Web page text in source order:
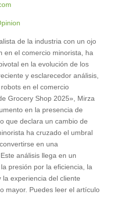
de la industria con un ojo
en el comercio minorista, ha
en la evolución de los
y esclarecedor análisis,
en el comercio
Grocery Shop 2025», Mirza
en la presencia de
que declara un cambio de
ha cruzado el umbral
en una
análisis llega en un
presión por la eficiencia, la
experiencia del cliente
mayor. Puedes leer el artículo